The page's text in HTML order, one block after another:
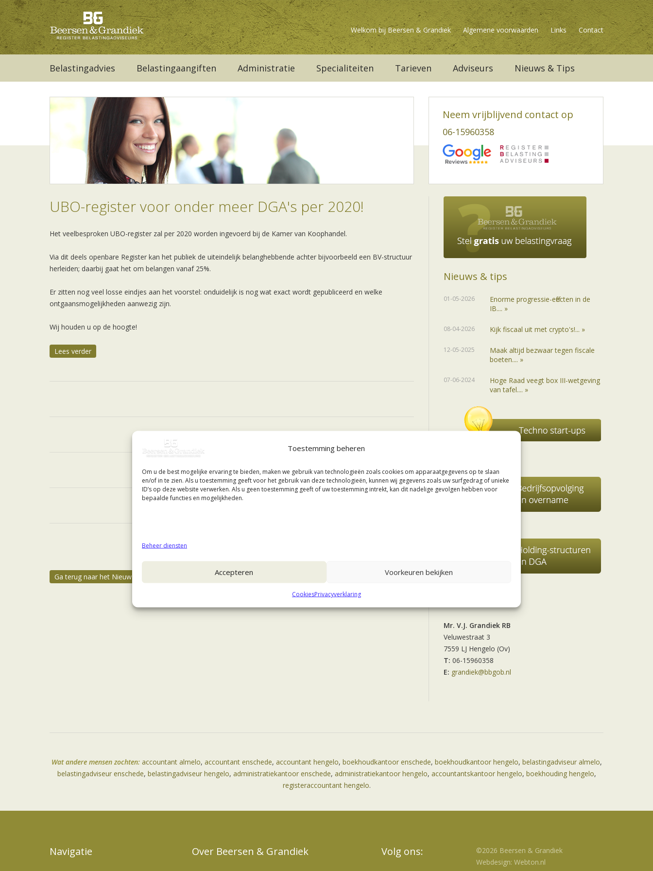
Toestemming beheren
Om u de best mogelijke ervaring te bieden, maken we gebruik van technologieën zoals cookies om apparaatgegevens op te slaan
en/of in te zien. Als u toestemming geeft voor het gebruik van deze technologieën, kunnen wij gegevens zoals uw surfgedrag of unieke
ID’s op deze website verwerken. Als u geen toestemming geeft of uw toestemming intrekt, kan dit nadelige gevolgen hebben voor
bepaalde functies en mogelijkheden.
Beheer diensten
Accepteren Voorkeuren bekijken
CookiesPrivacyverklaring
Welkom bij Beersen & Grandiek Algemene voorwaarden Links Contact
Belastingadvies Belastingaangiften Administratie Specialiteiten Tarieven Adviseurs Nieuws & Tips
Neem vrijblijvend contact op
06-15960358
UBO-register voor onder meer DGA's per 2020!
Het veelbesproken UBO-register zal per 2020 worden ingevoerd bij de Kamer van Koophandel.
Via dit deels openbare Register kan het publiek de uiteindelijk belanghebbende achter bijvoorbeeld een BV-structuur
herleiden; daarbij gaat het om belangen vanaf 25%.
Er zitten nog veel losse eindjes aan het voorstel: onduidelijk is nog wat exact wordt gepubliceerd en welke
ontgaansmogelijkheden aanwezig zijn.
Wij houden u op de hoogte!
Lees verder
Ga terug naar het Nieuws & Tips overzicht
Nieuws & tips
01-05-2026
Enorme progressie-effecten in de
IB.... »
08-04-2026 Kijk fiscaal uit met crypto's!... »
12-05-2025
Maak altijd bezwaar tegen fiscale
boeten.... »
07-06-2024
Hoge Raad veegt box III-wetgeving
van tafel.... »
Mr. V.J. Grandiek RB
Veluwestraat 3
7559 LJ Hengelo (Ov)
T: 06-15960358
E: grandiek@bbgob.nl
Wat andere mensen zochten: accountant almelo, accountant enschede, accountant hengelo, boekhoudkantoor enschede, boekhoudkantoor hengelo, belastingadviseur almelo,
belastingadviseur enschede, belastingadviseur hengelo, administratiekantoor enschede, administratiekantoor hengelo, accountantskantoor hengelo, boekhouding hengelo,
registeraccountant hengelo.
Navigatie Over Beersen & Grandiek Volg ons:
©2026 Beersen & Grandiek
Webdesign: Webton.nl